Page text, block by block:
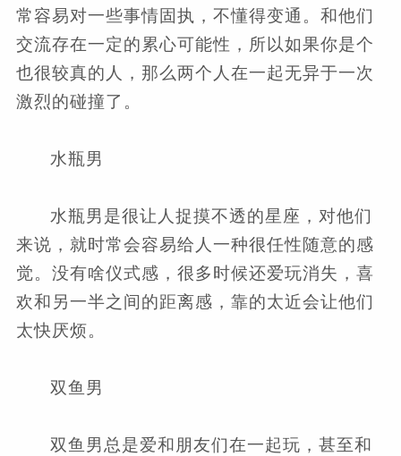
常容易对一些事情固执，不懂得变通。和他们
交流存在一定的累心可能性，所以如果你是个
也很较真的人，那么两个人在一起无异于一次
激烈的碰撞了。
水瓶男
水瓶男是很让人捉摸不透的星座，对他们
来说，就时常会容易给人一种很任性随意的感
觉。没有啥仪式感，很多时候还爱玩消失，喜
欢和另一半之间的距离感，靠的太近会让他们
太快厌烦。
双鱼男
双鱼男总是爱和朋友们在一起玩，甚至和